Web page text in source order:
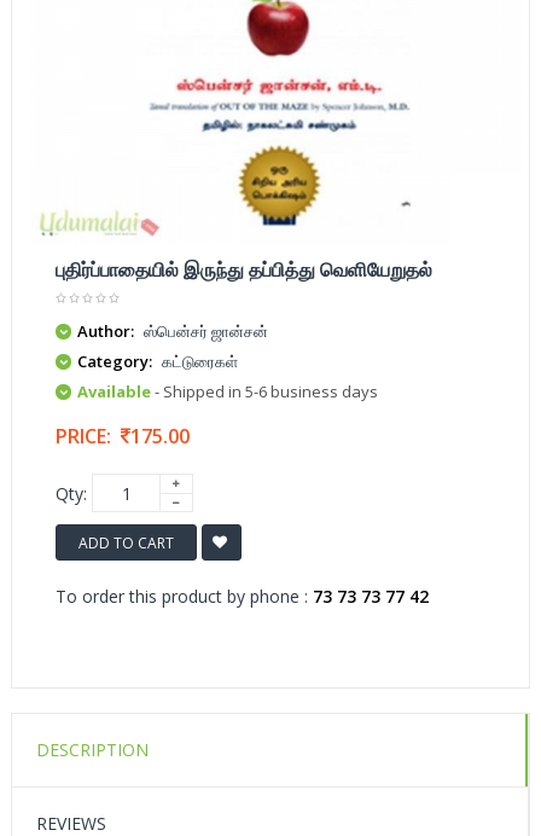
புதிர்ப்பாதையில் இருந்து தப்பித்து வெளியேறுதல்
Author: ஸ்பென்சர் ஜான்சன்
Category: கட்டுரைகள்
Available- Shipped in 5-6 business days
PRICE: 175.00
Qty:
ADD TO CART
To order this product by phone : 73 73 73 77 42
DESCRIPTION
REVIEWS